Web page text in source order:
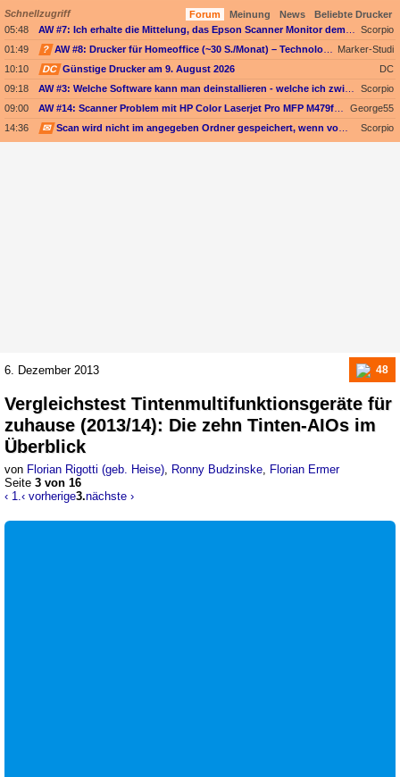
Schnellzugriff Forum Meinung News
Beliebte Drucker
05:48
Scorpio
01:49
?
Marker-Studi
10:10
DC Günstige Drucker am 9. August 2026
DC
09:18
Scorpio
09:00
George55
14:36
✉ Scorpio
6. Dezember 2013 48
Vergleichstest Tintenmultifunktionsgeräte für
zuhause (2013/14): Die zehn Tinten-AIOs im
Überblick
von Florian Rigotti (geb. Heise), Ronny Budzinske, Florian Ermer
Seite 3 von 16
‹ 1.‹ vorherige3.nächste ›